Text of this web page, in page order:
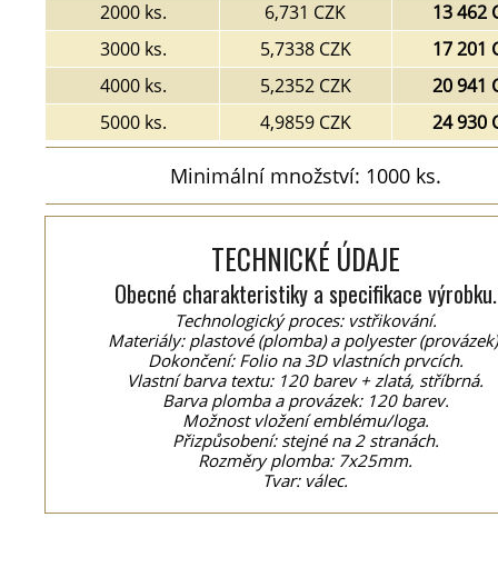
2000 ks.
6,731 CZK
13 462
3000 ks.
5,7338 CZK
17 201
4000 ks.
5,2352 CZK
20 941
5000 ks.
4,9859 CZK 24 930
Minimální množství: 1000 ks.
TECHNICKÉ ÚDAJE
Obecné charakteristiky a specifikace výrobku.
Technologický proces: vstřikování.
Materiály: plastové (plomba) a polyester
Dokončení: Folio na 3D vlastních prvcích.
Vlastní barva textu: 120 barev + zlatá, stříbrná.
Barva plomba a provázek: 120 barev.
Možnost vložení emblému/loga.
Přizpůsobení: stejné na 2 stranách.
Rozměry plomba: 7x25mm.
Tvar: válec.